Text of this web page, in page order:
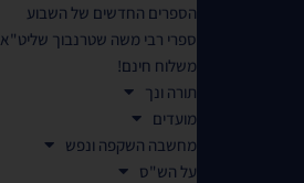
הספרים החדשים של השבוע
ספרי רבי משה שטרנבוך שליט"א
משלוח חינם!
תורה ונך
מועדים
מחשבה השקפה ונפש
על הש"ס